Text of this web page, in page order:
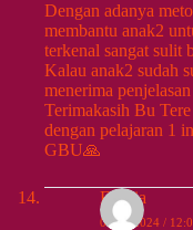
Dengan adanya
membantu anak2
terkenal sangat sulit
Kalau anak2 sudah
menerima
Terimakasih Bu
dengan pelajaran 1
GBU🙏
Felicia
09/13/2024 /